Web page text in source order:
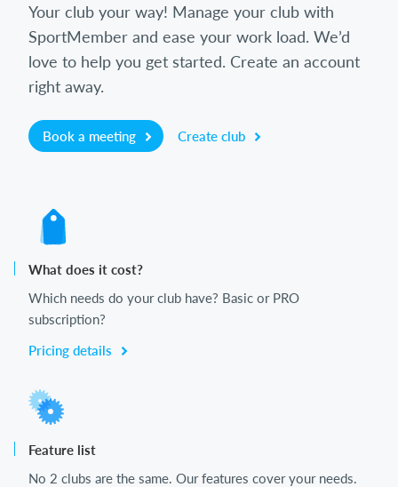
Your club your way! Manage your club with
SportMember and ease your work load. We’d
love to help you get started. Create an account
right away.
Book a meeting Create club
What does it cost?
Which needs do your club have? Basic or PRO
subscription?
Pricing details
Feature list
No 2 clubs are the same. Our features cover your needs.